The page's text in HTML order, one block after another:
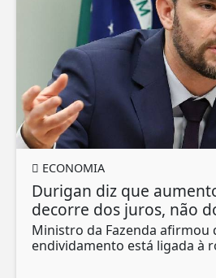
ECONOMIA
Durigan diz que
decorre dos juros, não
Ministro da Fazenda afirmou
endividamento está ligada à